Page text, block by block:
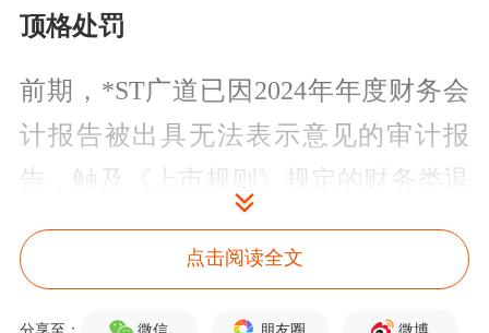
顶格处罚
前期，*ST广道已因2024年年度财务会
计报告被出具无法表示意见的审计报
告，触及《上市规则》规定的财务类退
市风险警示情形，并于2025年5月6日被
北交所实施退市风险警示，证券简称
由“广道数字”变更为“*ST广道”。
点击阅读全文